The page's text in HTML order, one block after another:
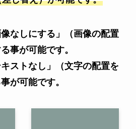
なしにする」（画像の配置
事が可能です。
ストなし」（文字の配置を
が可能です。